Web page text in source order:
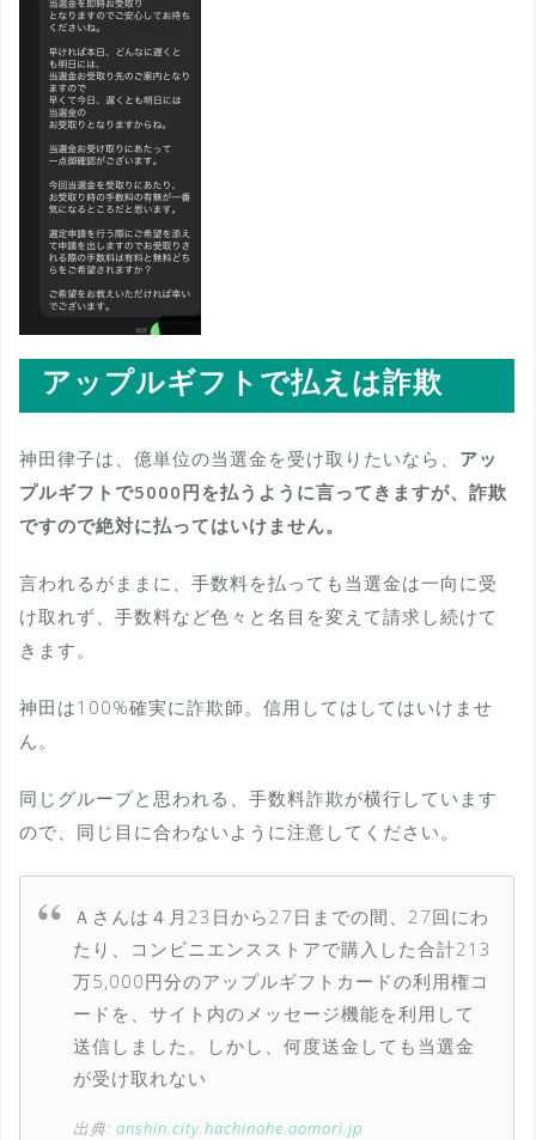
アップルギフトで払えは詐欺
神田律子は、億単位の当選金を受け取りたいなら、 アッ
プルギフトで5000円を払うように言ってきますが、詐欺
ですので絶対に払ってはいけません。
言われるがままに、手数料を払っても当選金は一向に受
け取れず、手数料など色々と名目を変えて請求し続けて
きます。
神田は100%確実に詐欺師。信用してはしてはいけませ
ん。
同じグループと思われる、手数料詐欺が横行しています
ので、同じ目に合わないように注意してください。
Ａさんは４月23日から27日までの間、27回にわ
たり、コンビニエンスストアで購入した合計213
万5,000円分のアップルギフトカードの利用権コ
ードを、サイト内のメッセージ機能を利用して
送信しました。しかし、何度送金しても当選金
が受け取れない
出典: anshin.city.hachinohe.aomori.jp